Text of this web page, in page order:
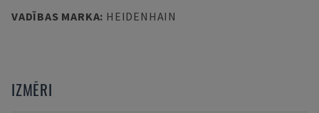
VADĪBAS MARKA: HEIDENHAIN
IZMĒRI